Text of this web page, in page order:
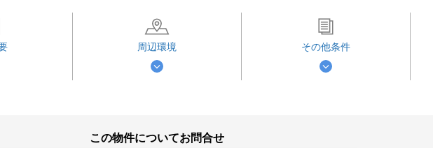
周辺環境 その他条件
この物件についてお問合せ